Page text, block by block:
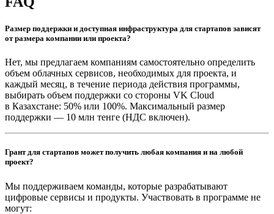
Размер поддержки и доступная инфраструктура для стартапов зависят
от размера компании или проекта?
Нет, мы предлагаем компаниям самостоятельно определить
объем облачных сервисов, необходимых для проекта, и
каждый месяц, в течение периода действия программы,
выбирать объем поддержки со стороны VK Cloud
в Казахстане: 50% или 100%. Максимальный размер
поддержки — 10 млн тенге (НДС включен).
Грант для стартапов может получить любая компания и на любой
проект?
Мы поддерживаем команды, которые разрабатывают
цифровые сервисы и продукты. Участвовать в программе не
могут: